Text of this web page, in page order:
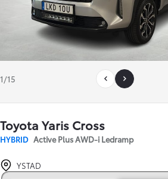
1/15
Toyota Yaris Cross
HYBRID Active Plus AWD-i Ledramp
YSTAD